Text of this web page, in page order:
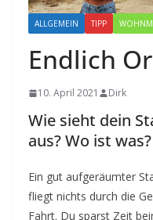
ALLGEMEIN TIPP
Endlich
10. April 2021 Dirk
Wie sieht dein
aus? Wo ist was?
Ein gut aufgeräumter
fliegt nichts durch die
Fahrt. Du sparst Zeit